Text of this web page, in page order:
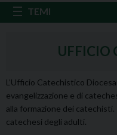
UFFICIO
L’Ufficio Catechistico
evangelizzazione e di
alla formazione dei
catechesi degli adulti.